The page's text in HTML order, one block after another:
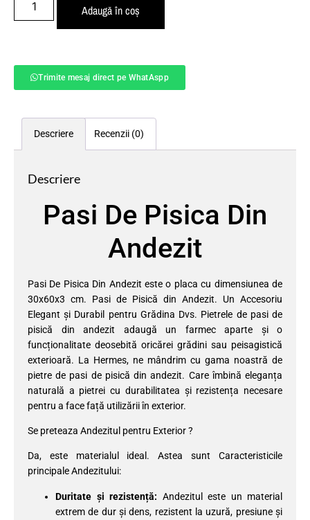
Adaugă în coș
Trimite mesaj direct pe WhatAspp
Descriere Recenzii (0)
Descriere
Pasi De Pisica Din
Andezit
Pasi De Pisica Din Andezit este o placa cu dimensiunea de
30x60x3 cm. Pasi de Pisică din Andezit. Un Accesoriu
Elegant și Durabil pentru Grădina Dvs. Pietrele de pasi de
pisică din andezit adaugă un farmec aparte și o
funcționalitate deosebită oricărei grădini sau peisagistică
exterioară. La Hermes, ne mândrim cu gama noastră de
pietre de pasi de pisică din andezit. Care îmbină eleganța
naturală a pietrei cu durabilitatea și rezistența necesare
pentru a face față utilizării în exterior.
Se preteaza Andezitul pentru Exterior ?
Da, este materialul ideal. Astea sunt Caracteristicile
principale Andezitului:
Duritate și rezistență: Andezitul este un material
extrem de dur și dens, rezistent la uzură, presiune și